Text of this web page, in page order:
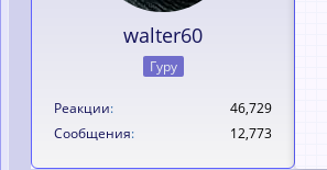
walter60
Гуру
Реакции
46,729
Сообщения
12,773